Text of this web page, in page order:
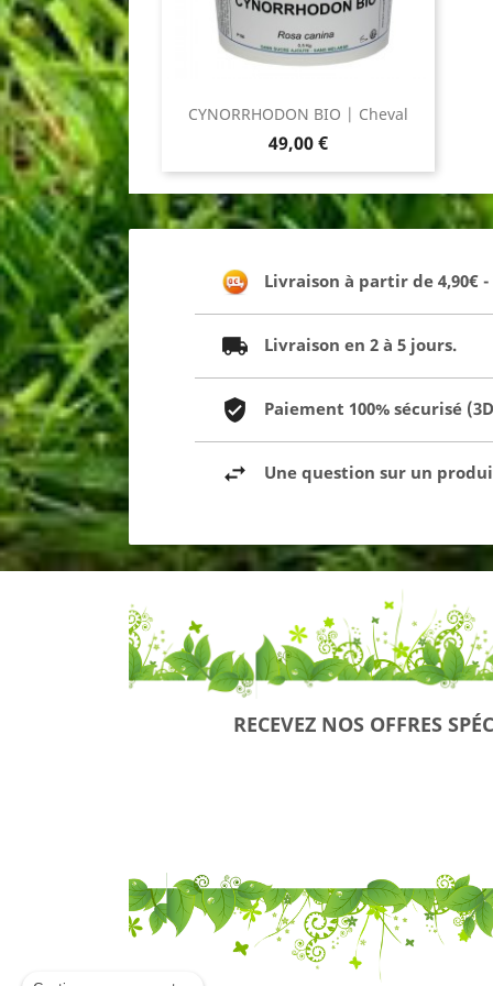
CYNORRHODON BIO | Cheval
Prix
49,00 €
Livraison à partir de 4,90€
Livraison en 2 à 5 jours.
Paiement 100% sécurisé
Une question sur un
RECEVEZ NOS OFFRES